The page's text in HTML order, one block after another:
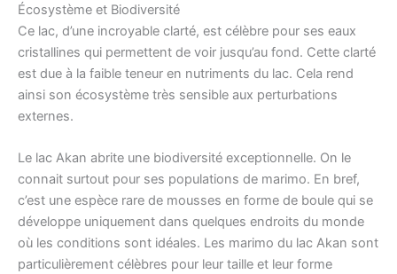
Écosystème et Biodiversité
Ce lac, d’une incroyable clarté, est célèbre pour ses eaux
cristallines qui permettent de voir jusqu’au fond. Cette clarté
est due à la faible teneur en nutriments du lac. Cela rend
ainsi son écosystème très sensible aux perturbations
externes.
Le lac Akan abrite une biodiversité exceptionnelle. On le
connait surtout pour ses populations de marimo. En bref,
c’est une espèce rare de mousses en forme de boule qui se
développe uniquement dans quelques endroits du monde
où les conditions sont idéales. Les marimo du lac Akan sont
particulièrement célèbres pour leur taille et leur forme